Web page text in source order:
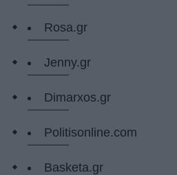
Rosa.gr
Jenny.gr
Dimarxos.gr
Politisonline.com
Basketa.gr